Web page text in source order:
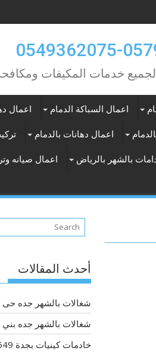
لجميع خدمات المكيفات
اعمال السباكة الدمام اعمال
اعمال دهانات بالدمام
بالشهر بالرياض اعمال صيانه
أحدث المقالات
شغالات بالشهر جده حى الرحاب
شغالات بالشهر جده بني مالك
خادمات كينيات بجدة 0577265649